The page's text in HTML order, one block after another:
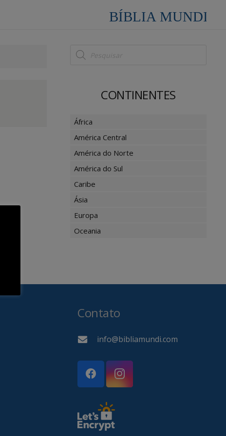
Pesquisar
produtos
CONTINENTES
África
América Central
América do Norte
América do Sul
Caribe
Ásia
Europa
Oceania
Contato
info@bibliamundi.com